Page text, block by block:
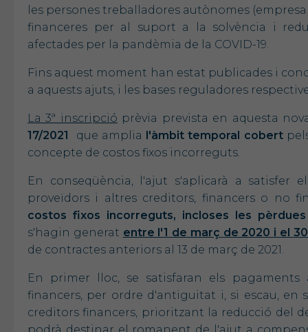
les persones treballadores autònomes
financeres per al suport a la solvència i
afectades per la pandèmia de la COVID-19.
Fins aquest moment han estat publicades i
a aquests ajuts, i les bases reguladores
La 3ª inscripció prèvia prevista en aquesta
17/2021
que amplia l'àmbit temporal cobert
concepte de costos fixos incorreguts.
En conseqüència, l'ajut s'aplicarà a satisfer
proveïdors i altres creditors, financers o no
costos fixos incorreguts, incloses les
s'hagin generat entre l'1 de març de 2020 i el
de contractes anteriors al 13 de març de 2021.
En primer lloc, se satisfaran els
financers, per ordre d'antiguitat i, si escau, en
creditors financers, prioritzant la reducció del